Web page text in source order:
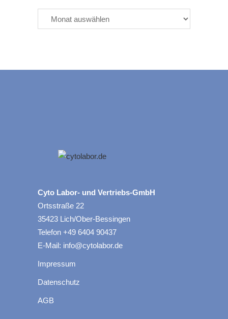
Cyto Labor- und Vertriebs-GmbH
Ortsstraße 22
35423 Lich/Ober-Bessingen
Telefon +49 6404 90437
E-Mail: info@cytolabor.de
Impressum
Datenschutz
AGB